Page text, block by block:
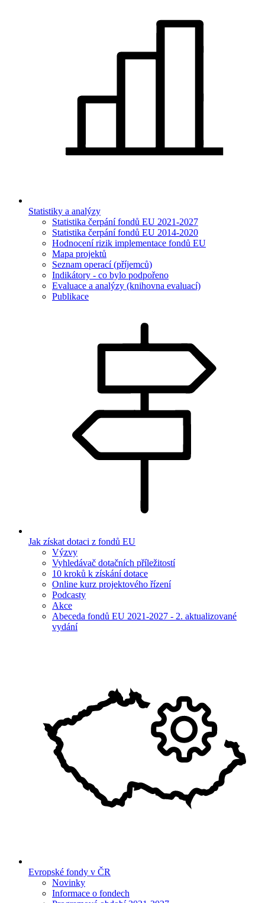
Statistiky a analýzy
Statistika čerpání fondů EU 2021-2027
Statistika čerpání fondů EU 2014-2020
Hodnocení rizik implementace fondů EU
Mapa projektů
Seznam operací (příjemců)
Indikátory - co bylo podpořeno
Evaluace a analýzy (knihovna evaluací)
Publikace
Jak získat dotaci z fondů EU
Výzvy
Vyhledávač dotačních příležitostí
10 kroků k získání dotace
Online kurz projektového řízení
Podcasty
Akce
Abeceda fondů EU 2021-2027 - 2. aktualizované
vydání
Evropské fondy v ČR
Novinky
Informace o fondech